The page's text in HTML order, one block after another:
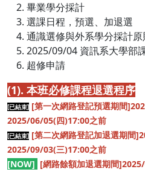
畢業學分採計
選課日程，預選、加退選
通識選修與外系學分採計原
2025/09/04 資訊系大學部
超修申請
(1). 本班必修課程退選程序
[已結束] [第一次網路登記預選期間
2025/06/05(四)17:00之前
[已結束] [第二次網路登記加退選期間
2025/09/03(三)17:00之前
[NOW] [網路餘額加退選期間